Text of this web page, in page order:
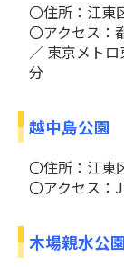
〇住所：江東
〇アクセス：
／ 東京メト
分
越中島公園
〇住所：江東
〇アクセス：
木場親水公園